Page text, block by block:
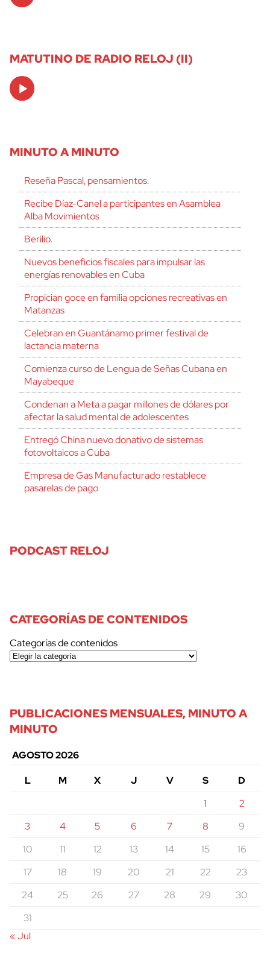
MATUTINO DE RADIO RELOJ (II)
Audio
Player
MINUTO A MINUTO
Reseña Pascal, pensamientos.
Recibe Díaz-Canel a participantes en Asamblea
Alba Movimientos
Berilio.
Nuevos beneficios fiscales para impulsar las
energías renovables en Cuba
Propician goce en familia opciones recreativas en
Matanzas
Celebran en Guantánamo primer festival de
lactancia materna
Comienza curso de Lengua de Señas Cubana en
Mayabeque
Condenan a Meta a pagar millones de dólares por
afectar la salud mental de adolescentes
Entregó China nuevo donativo de sistemas
fotovoltaicos a Cuba
Empresa de Gas Manufacturado restablece
pasarelas de pago
PODCAST RELOJ
CATEGORÍAS DE CONTENIDOS
Categorías de contenidos
PUBLICACIONES MENSUALES, MINUTO A
MINUTO
AGOSTO 2026
L
M X J V S
D
1
2
3
4 5 6 7 8
9
10
11 12 13 14 15
16
17
18 19 20 21 22
23
24
25 26 27 28 29
30
31
« Jul